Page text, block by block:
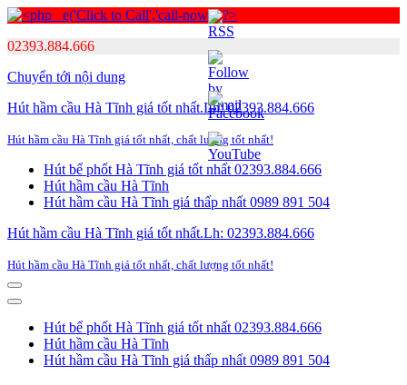
02393.884.666
Chuyển tới nội dung
Hút hầm cầu Hà Tĩnh giá tốt nhất.Lh: 02393.884.666
Hút hầm cầu Hà Tĩnh giá tốt nhất, chất lượng tốt nhất!
Hút bể phốt Hà Tĩnh giá tốt nhất 02393.884.666
Hút hầm cầu Hà Tĩnh
Hút hầm cầu Hà Tĩnh giá thấp nhất 0989 891 504
Hút hầm cầu Hà Tĩnh giá tốt nhất.Lh: 02393.884.666
Hút hầm cầu Hà Tĩnh giá tốt nhất, chất lượng tốt nhất!
Menu
Menu
Hút bể phốt Hà Tĩnh giá tốt nhất 02393.884.666
Hút hầm cầu Hà Tĩnh
Hút hầm cầu Hà Tĩnh giá thấp nhất 0989 891 504